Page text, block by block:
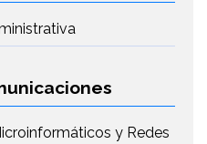
y Redes